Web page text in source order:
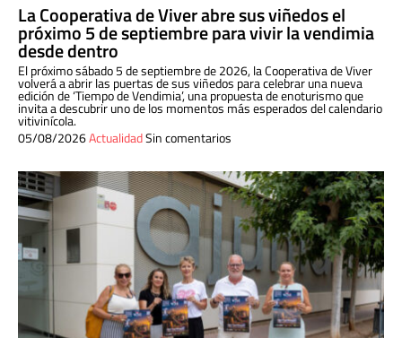
La Cooperativa de Viver abre sus viñedos el
próximo 5 de septiembre para vivir la vendimia
desde dentro
El próximo sábado 5 de septiembre de 2026, la Cooperativa de Viver
volverá a abrir las puertas de sus viñedos para celebrar una nueva
edición de ‘Tiempo de Vendimia’, una propuesta de enoturismo que
invita a descubrir uno de los momentos más esperados del calendario
vitivinícola.
05/08/2026ActualidadSin comentarios